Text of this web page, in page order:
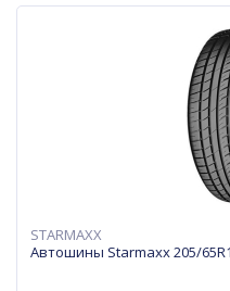
STARMAXX
Автошины Starmaxx 205/